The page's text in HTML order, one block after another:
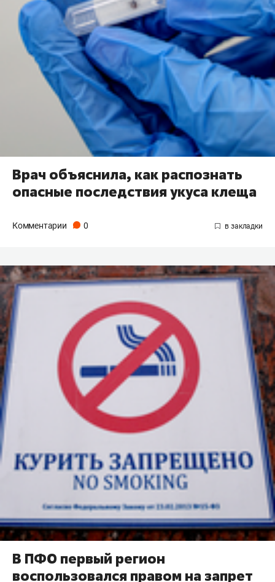
Врач объяснила, как распознать
опасные последствия укуса клеща
Комментарии 0
В ПФО первый регион
воспользовался правом на запрет